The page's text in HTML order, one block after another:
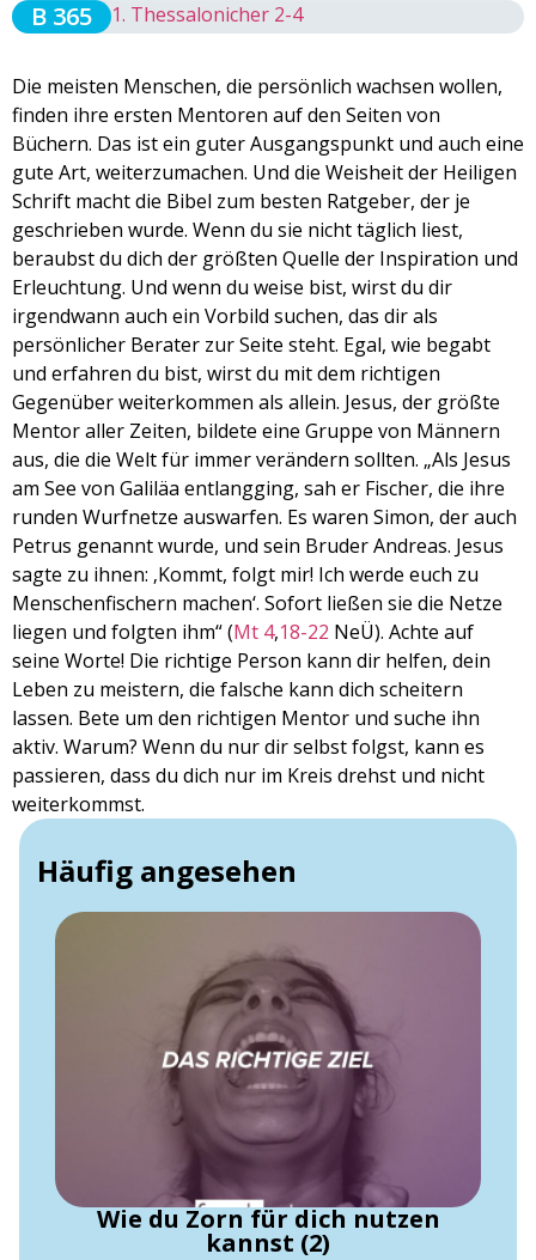
B 365 1. Thessalonicher 2-4
Die meisten Menschen, die persönlich wachsen wollen,
finden ihre ersten Mentoren auf den Seiten von
Büchern. Das ist ein guter Ausgangspunkt und auch eine
gute Art, weiterzumachen. Und die Weisheit der Heiligen
Schrift macht die Bibel zum besten Ratgeber, der je
geschrieben wurde. Wenn du sie nicht täglich liest,
beraubst du dich der größten Quelle der Inspiration und
Erleuchtung. Und wenn du weise bist, wirst du dir
irgendwann auch ein Vorbild suchen, das dir als
persönlicher Berater zur Seite steht. Egal, wie begabt
und erfahren du bist, wirst du mit dem richtigen
Gegenüber weiterkommen als allein. Jesus, der größte
Mentor aller Zeiten, bildete eine Gruppe von Männern
aus, die die Welt für immer verändern sollten. „Als Jesus
am See von Galiläa entlangging, sah er Fischer, die ihre
runden Wurfnetze auswarfen. Es waren Simon, der auch
Petrus genannt wurde, und sein Bruder Andreas. Jesus
sagte zu ihnen: ‚Kommt, folgt mir! Ich werde euch zu
Menschenfischern machen‘. Sofort ließen sie die Netze
liegen und folgten ihm“ (Mt 4,18-22 NeÜ). Achte auf
seine Worte! Die richtige Person kann dir helfen, dein
Leben zu meistern, die falsche kann dich scheitern
lassen. Bete um den richtigen Mentor und suche ihn
aktiv. Warum? Wenn du nur dir selbst folgst, kann es
passieren, dass du dich nur im Kreis drehst und nicht
weiterkommst.
Häufig angesehen
Wie du Zorn für dich nutzen
kannst (2)